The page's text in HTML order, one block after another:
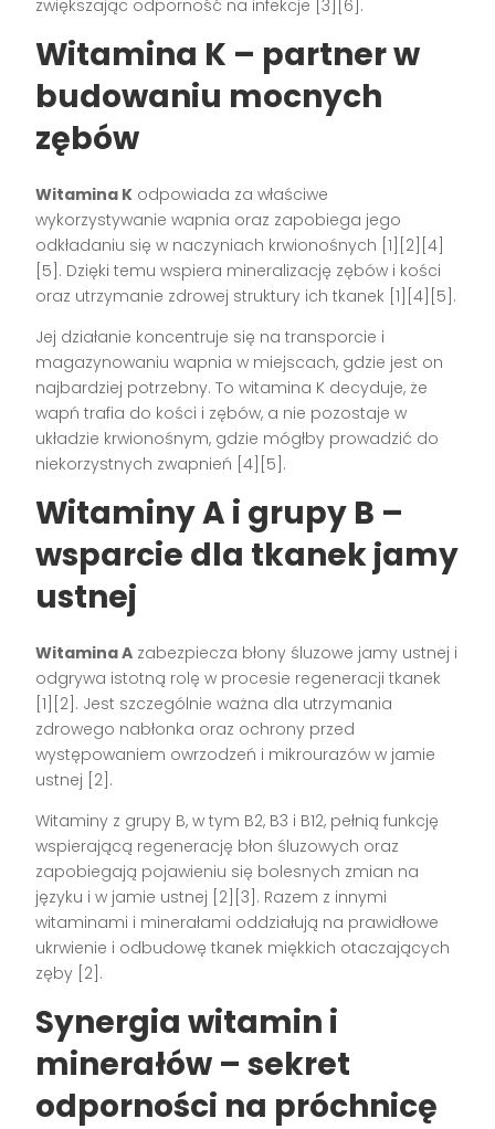
zwiększając odporność na infekcje [3][6] .
Witamina K – partner w
budowaniu mocnych
zębów
Witamina K odpowiada za właściwe
wykorzystywanie wapnia oraz zapobiega jego
odkładaniu się w naczyniach krwionośnych [1][2][4]
[5] . Dzięki temu wspiera mineralizację zębów i kości
oraz utrzymanie zdrowej struktury ich tkanek [1][4][5] .
Jej działanie koncentruje się na transporcie i
magazynowaniu wapnia w miejscach, gdzie jest on
najbardziej potrzebny. To witamina K decyduje, że
wapń trafia do kości i zębów, a nie pozostaje w
układzie krwionośnym, gdzie mógłby prowadzić do
niekorzystnych zwapnień [4][5] .
Witaminy A i grupy B –
wsparcie dla tkanek jamy
ustnej
Witamina A zabezpiecza błony śluzowe jamy ustnej i
odgrywa istotną rolę w procesie regeneracji tkanek
[1][2] . Jest szczególnie ważna dla utrzymania
zdrowego nabłonka oraz ochrony przed
występowaniem owrzodzeń i mikrourazów w jamie
ustnej [2] .
Witaminy z grupy B, w tym B2, B3 i B12, pełnią funkcję
wspierającą regenerację błon śluzowych oraz
zapobiegają pojawieniu się bolesnych zmian na
języku i w jamie ustnej [2][3] . Razem z innymi
witaminami i minerałami oddziałują na prawidłowe
ukrwienie i odbudowę tkanek miękkich otaczających
zęby [2] .
Synergia witamin i
minerałów – sekret
odporności na próchnicę